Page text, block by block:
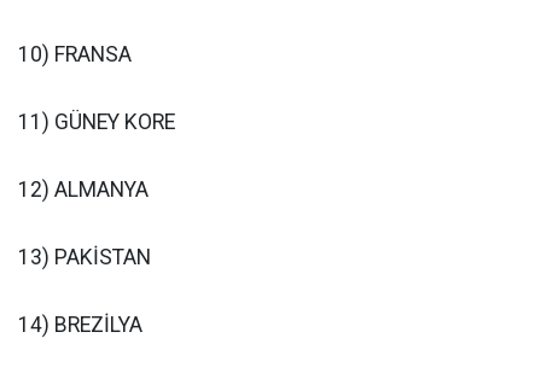
10) FRANSA
11) GÜNEY KORE
12) ALMANYA
13) PAKİSTAN
14) BREZİLYA